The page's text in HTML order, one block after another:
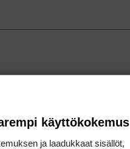
käyttökokemus
ja laadukkaat sisällöt,